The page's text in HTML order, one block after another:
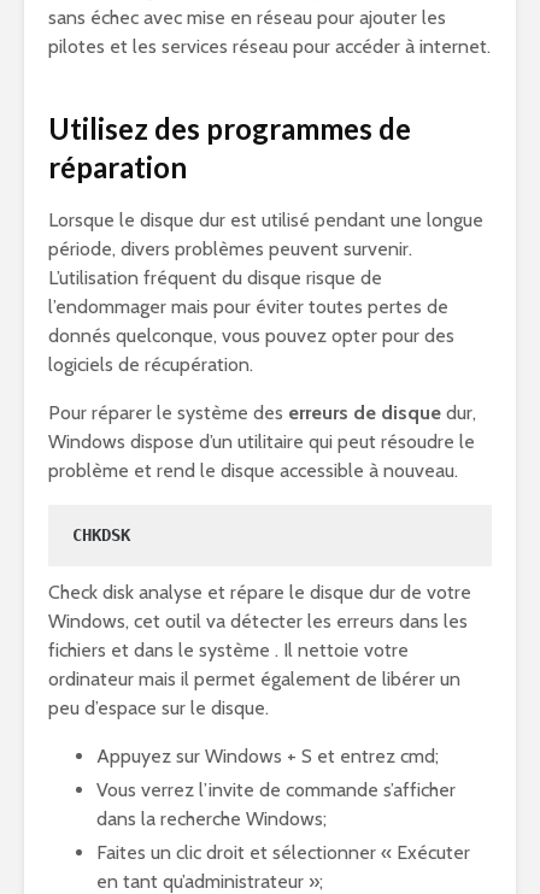
sans échec avec mise en réseau pour ajouter les
pilotes et les services réseau pour accéder à internet.
Utilisez des programmes de
réparation
Lorsque le disque dur est utilisé pendant une longue
période, divers problèmes peuvent survenir.
L’utilisation fréquent du disque risque de
l’endommager mais pour éviter toutes pertes de
donnés quelconque, vous pouvez opter pour des
logiciels de récupération.
Pour réparer le système des erreurs de disque dur,
Windows dispose d’un utilitaire qui peut résoudre le
problème et rend le disque accessible à nouveau.
CHKDSK
Check disk analyse et répare le disque dur de votre
Windows, cet outil va détecter les erreurs dans les
fichiers et dans le système . Il nettoie votre
ordinateur mais il permet également de libérer un
peu d’espace sur le disque.
Appuyez sur Windows + S et entrez cmd;
Vous verrez l’invite de commande s’afficher
dans la recherche Windows;
Faites un clic droit et sélectionner « Exécuter
en tant qu’administrateur »;